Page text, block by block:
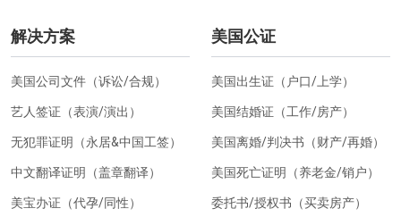
解决方案
美国公司文件（诉讼/合规）
艺人签证（表演/演出）
无犯罪证明（永居&中国工签）
中文翻译证明（盖章翻译）
美宝办证（代孕/同性）
美国公证
美国出生证（户口/上学）
美国结婚证（工作/房产）
美国离婚/判决书（财产/再婚）
美国死亡证明（养老金/销户）
委托书/授权书（买卖房产）